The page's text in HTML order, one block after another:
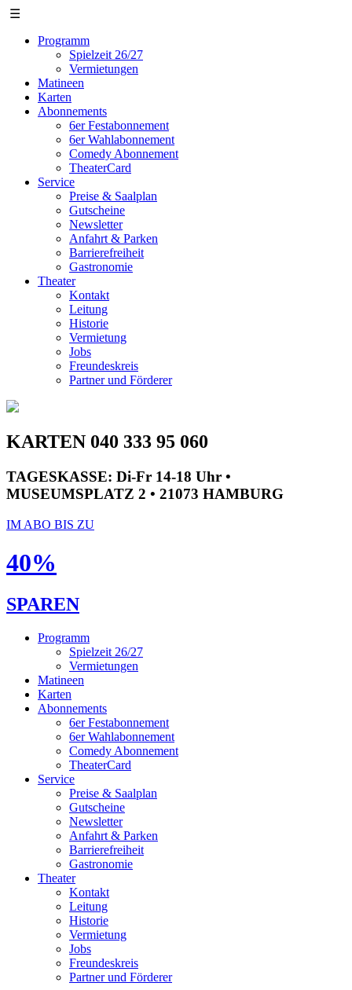
☰
Programm
Spielzeit 26/27
Vermietungen
Matineen
Karten
Abonnements
6er Festabonnement
6er Wahlabonnement
Comedy Abonnement
TheaterCard
Service
Preise & Saalplan
Gutscheine
Newsletter
Anfahrt & Parken
Barrierefreiheit
Gastronomie
Theater
Kontakt
Leitung
Historie
Vermietung
Jobs
Freundeskreis
Partner und Förderer
KARTEN 040 333 95 060
TAGESKASSE: Di-Fr 14-18 Uhr •
MUSEUMSPLATZ 2 • 21073 HAMBURG
IM ABO BIS ZU
40%
SPAREN
Programm
Spielzeit 26/27
Vermietungen
Matineen
Karten
Abonnements
6er Festabonnement
6er Wahlabonnement
Comedy Abonnement
TheaterCard
Service
Preise & Saalplan
Gutscheine
Newsletter
Anfahrt & Parken
Barrierefreiheit
Gastronomie
Theater
Kontakt
Leitung
Historie
Vermietung
Jobs
Freundeskreis
Partner und Förderer